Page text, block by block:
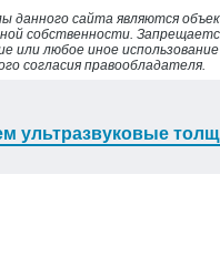
данного сайта являются
собственности.
или любое иное
согласия правообладателя.
ультразвуковые